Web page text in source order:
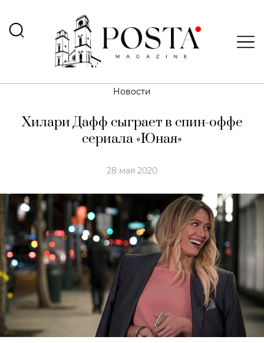
Новости
Хилари Дафф сыграет в спин-оффе
сериала «Юная»
28 мая 2020